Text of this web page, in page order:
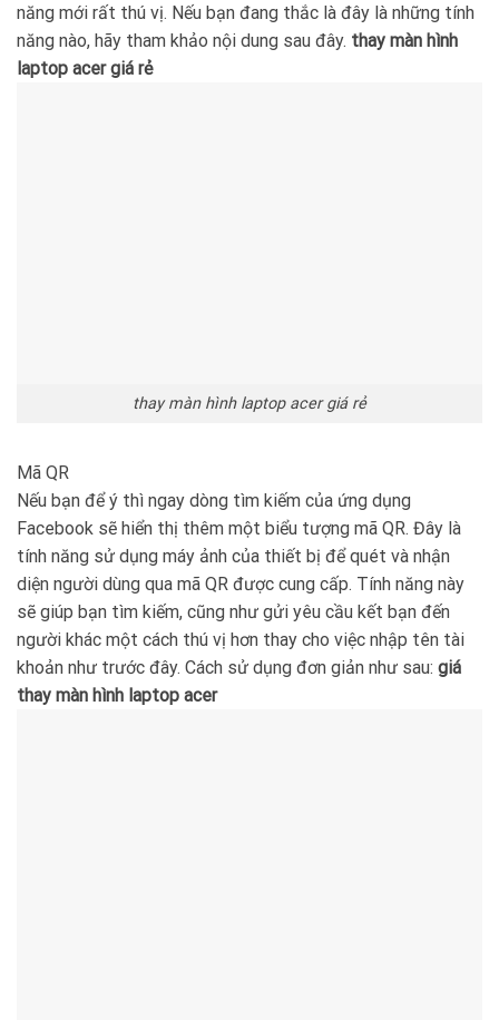
năng mới rất thú vị. Nếu bạn đang thắc là đây là những tính
năng nào, hãy tham khảo nội dung sau đây. thay màn hình
laptop acer giá rẻ
thay màn hình laptop acer giá rẻ
Mã QR
Nếu bạn để ý thì ngay dòng tìm kiếm của ứng dụng
Facebook sẽ hiển thị thêm một biểu tượng mã QR. Đây là
tính năng sử dụng máy ảnh của thiết bị để quét và nhận
diện người dùng qua mã QR được cung cấp. Tính năng này
sẽ giúp bạn tìm kiếm, cũng như gửi yêu cầu kết bạn đến
người khác một cách thú vị hơn thay cho việc nhập tên tài
khoản như trước đây. Cách sử dụng đơn giản như sau: giá
thay màn hình laptop acer